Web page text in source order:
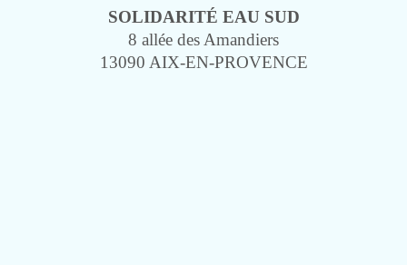
SOLIDARITÉ EAU SUD
8 allée des Amandiers
13090 AIX-EN-PROVENCE